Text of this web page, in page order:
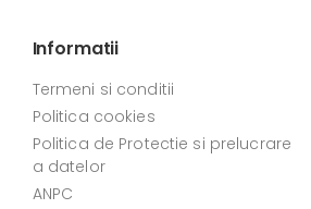
Informatii
Termeni si conditii
Politica cookies
Politica de Protectie si prelucrare
a datelor
ANPC